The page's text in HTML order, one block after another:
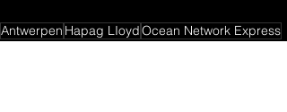
Antwerpen Hapag LIoydOcean Network Express